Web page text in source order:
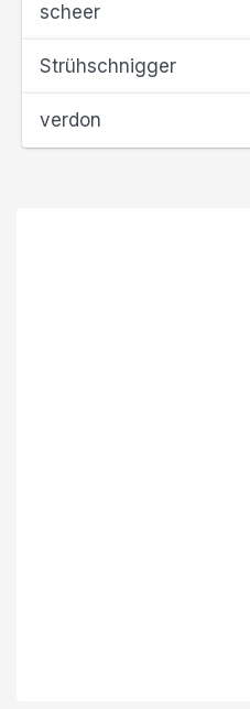
scheer
Strühschnigger
verdon